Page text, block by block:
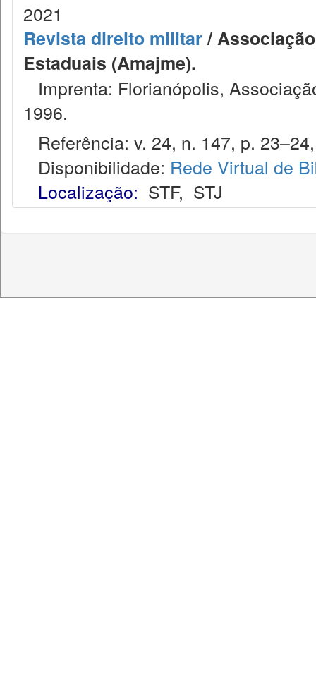
2021
Revista direito militar/
Estaduais (Amajme).
Imprenta: Florianópolis,
1996.
Referência: v. 24, n. 147, p.
Disponibilidade: Rede Virtual de
Localização: STF, STJ